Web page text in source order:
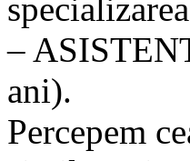
–
ani).
Percepem